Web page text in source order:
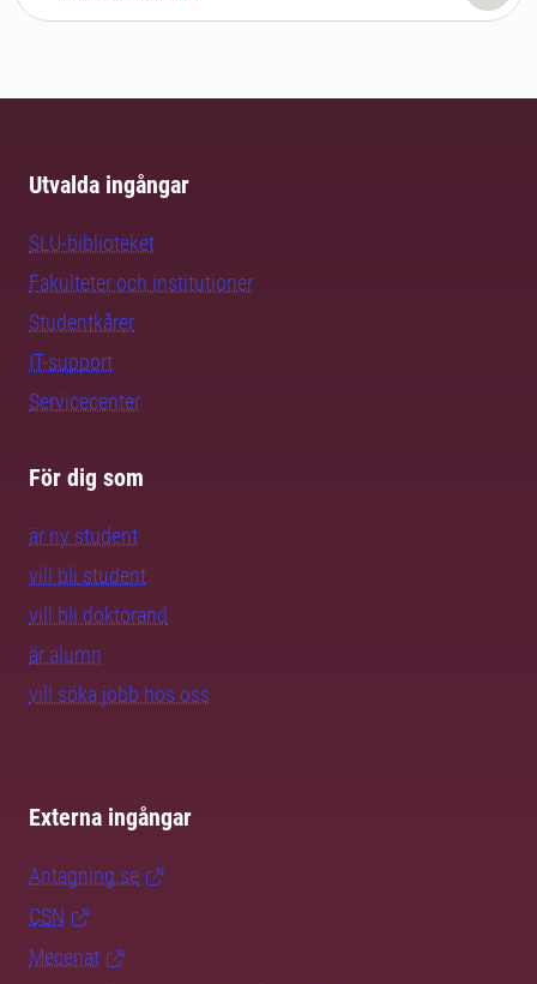
Utvalda ingångar
SLU-biblioteket
Fakulteter och institutioner
Studentkårer
IT-support
Servicecenter
För dig som
är ny student
vill bli student
vill bli doktorand
är alumn
vill söka jobb hos oss
Externa ingångar
Antagning.se
CSN
Mecenat